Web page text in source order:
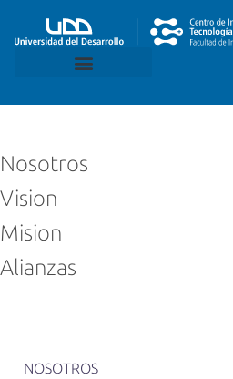
Nosotros
Vision
Mision
Alianzas
NOSOTROS